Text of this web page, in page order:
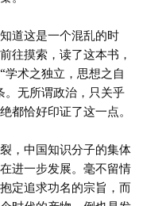
道这是一个混乱的时
往摸索，读了这本书，
术之独立，思想之自
。无所谓政治，只关乎
都恰好印证了这一点。
，中国知识分子的集体
进一步发展。毫不留情
定追求功名的宗旨，而